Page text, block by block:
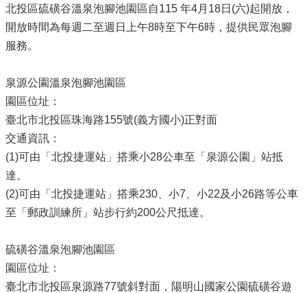
北投區硫磺谷溫泉泡腳池園區自115 年4月18日(六)起開放，
開放時間為每週二至週日上午8時至下午6時，提供民眾泡腳
服務。
泉源公園溫泉泡腳池園區
園區位址：
臺北市北投區珠海路155號(義方國小)正對面
交通資訊：
(1)可由「北投捷運站」搭乘小28公車至「泉源公園」站抵
達。
(2)可由「北投捷運站」搭乘230、小7、小22及小26路等公車
至「郵政訓練所」站步行約200公尺抵達。
硫磺谷溫泉泡腳池園區
園區位址：
臺北市北投區泉源路77號斜對面，陽明山國家公園硫磺谷遊